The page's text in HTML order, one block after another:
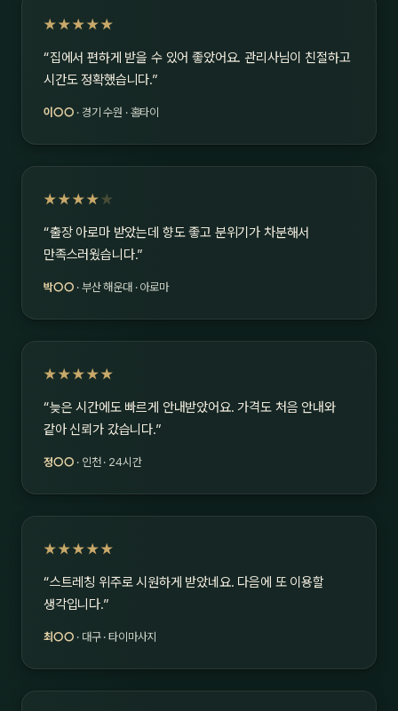
★★★★★
“집에서 편하게 받을 수 있어 좋았어요. 관리사님이 친절하고
시간도 정확했습니다.”
이○○ · 경기 수원 · 홈타이
★★★★ ★
“출장 아로마 받았는데 향도 좋고 분위기가 차분해서
만족스러웠습니다.”
박○○ · 부산 해운대 · 아로마
★★★★★
“늦은 시간에도 빠르게 안내받았어요. 가격도 처음 안내와
같아 신뢰가 갔습니다.”
정○○ · 인천 · 24시간
★★★★★
“스트레칭 위주로 시원하게 받았네요. 다음에 또 이용할
생각입니다.”
최○○ · 대구 · 타이마사지